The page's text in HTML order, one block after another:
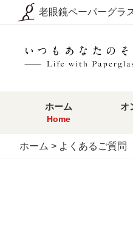
老眼鏡ペーパーグラ
ホーム
Home
オ
ホーム > よくあるご質問